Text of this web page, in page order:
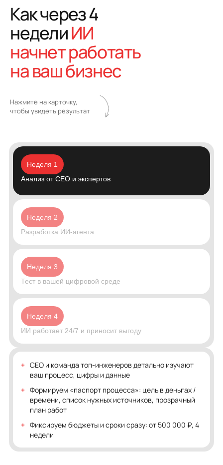
Как через 4
неделиИИ
начнетработать
на ваш бизнес
Нажмите на карточку,
чтобы увидеть результат
Неделя 1
Анализ от CEO и экспертов
Неделя 2
Разработка ИИ-агента
Неделя 3
Тест в вашей цифровой среде
Неделя 4
ИИ работает 24/7 и приносит выгоду
CEO и команда топ-инженеров детально изучают
ваш процесс, цифры и данные
Формируем «паспорт процесса»: цель в деньгах /
времени, список нужных источников, прозрачный
план работ
Фиксируем бюджеты и сроки сразу: от 500 000 ₽, 4
недели